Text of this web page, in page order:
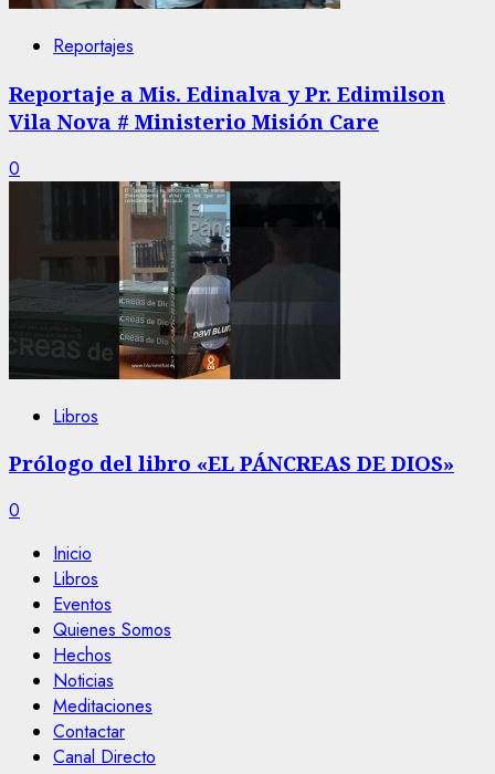
Reportajes
Reportaje a Mis. Edinalva y Pr. Edimilson
Vila Nova # Ministerio Misión Care
0
Libros
Prólogo del libro «EL PÁNCREAS DE DIOS»
0
Inicio
Libros
Eventos
Quienes Somos
Hechos
Noticias
Meditaciones
Contactar
Canal Directo